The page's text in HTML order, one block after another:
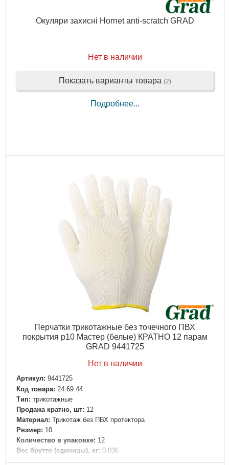
Окуляри захисні Hornet anti-scratch GRAD
Нет в наличии
Показать варианты товара (2)
Подробнее...
Перчатки трикотажные без точечного ПВХ
покрытия р10 Мастер (белые) КРАТНО 12 парам
GRAD 9441725
Нет в наличии
Артикул: 9441725
Код товара: 24.69.44
Tип: трикотажные
Продажа кратно, шт: 12
Материал: Трикотаж без ПВХ протектора
Рвзмер: 10
Количество в упаковке: 12
Вес брутто (единицы), кг: 0.036
Ширина в упаковке (см): 22